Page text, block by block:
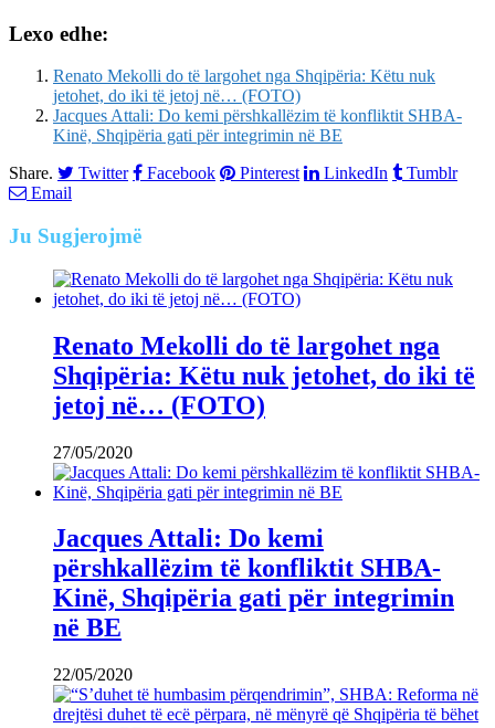
Lexo edhe:
Renato Mekolli do të largohet nga Shqipëria: Këtu nuk
jetohet, do iki të jetoj në… (FOTO)
Jacques Attali: Do kemi përshkallëzim të konfliktit SHBA-
Kinë, Shqipëria gati për integrimin në BE
Share.
Twitter Facebook Pinterest LinkedIn
Tumblr
Email
Ju Sugjerojmë
Renato Mekolli do të largohet nga
Shqipëria: Këtu nuk jetohet, do iki të
jetoj në… (FOTO)
27/05/2020
Jacques Attali: Do kemi
përshkallëzim të konfliktit SHBA-
Kinë, Shqipëria gati për integrimin
në BE
22/05/2020